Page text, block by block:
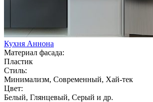
Кухня Аннона
Материал фасада:
Пластик
Стиль:
Минимализм, Современный, Хай-тек
Цвет:
Белый, Глянцевый, Серый и др.